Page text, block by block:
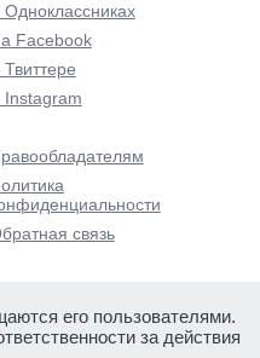
Одноклассниках
Facebook
Твиттере
Instagram
связь
его пользователями.
за действия